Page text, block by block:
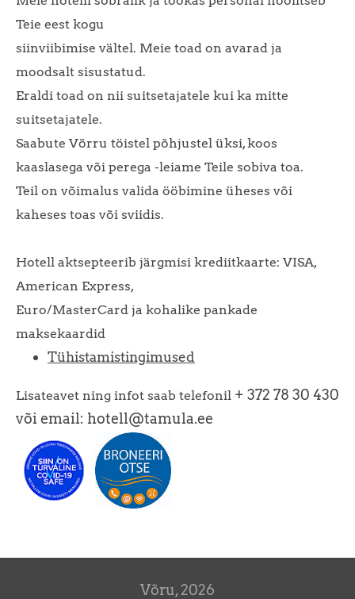
Teie eest kogu
siinviibimise vältel. Meie toad on avarad ja
moodsalt sisustatud.
Eraldi toad on nii suitsetajatele kui ka mitte
suitsetajatele.
Saabute Võrru töistel põhjustel üksi, koos
kaaslasega või perega -leiame Teile sobiva toa.
Teil on võimalus valida ööbimine üheses või
kaheses toas või sviidis.
Hotell aktsepteerib järgmisi krediitkaarte: VISA,
American Express,
Euro/MasterCard ja kohalike pankade
maksekaardid
Tühistamistingimused
Lisateavet ning infot saab telefonil + 372 78 30 430
või email: hotell@tamula.ee
Võru, 2026